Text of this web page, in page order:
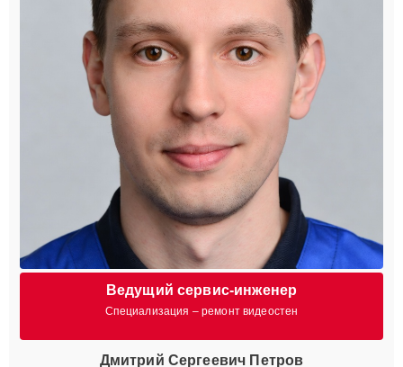
Ведущий сервис-инженер
Специализация – ремонт видеостен
Дмитрий Сергеевич Петров